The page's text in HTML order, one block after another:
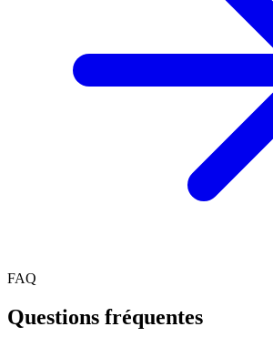
FAQ
Questions fréquentes